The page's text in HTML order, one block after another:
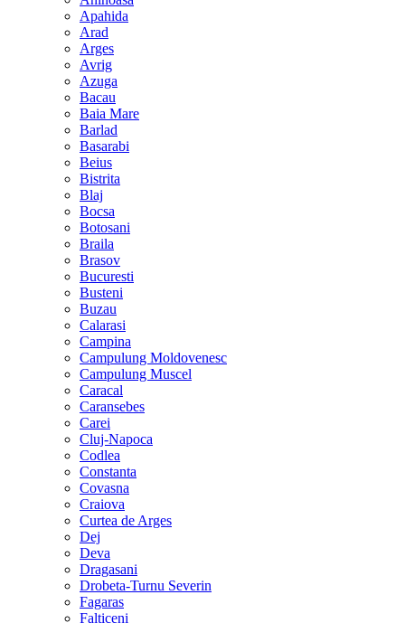
Apahida
Arad
Arges
Avrig
Azuga
Bacau
Baia Mare
Barlad
Basarabi
Beius
Bistrita
Blaj
Bocsa
Botosani
Braila
Brasov
Bucuresti
Busteni
Buzau
Calarasi
Campina
Campulung Moldovenesc
Campulung Muscel
Caracal
Caransebes
Carei
Cluj-Napoca
Codlea
Constanta
Covasna
Craiova
Curtea de Arges
Dej
Deva
Dragasani
Drobeta-Turnu Severin
Fagaras
Falticeni